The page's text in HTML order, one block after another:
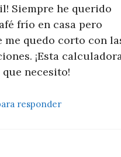
Siempre he querido
frío en casa pero
me quedo corto con
¡Esta
necesito!
responder